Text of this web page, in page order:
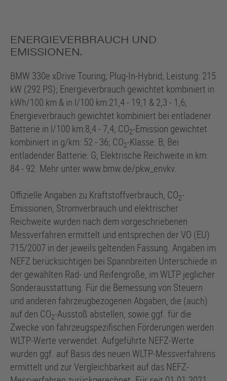
ENERGIEVERBRAUCH UND
EMISSIONEN.
BMW 330e xDrive Touring; Plug-In-Hybrid; Leistung: 215
kW (292 PS); Energieverbrauch gewichtet kombiniert in
kWh/100 km & in l/100 km:21,4 - 19,1 & 2,3 - 1,6;
Energieverbrauch gewichtet kombiniert bei entladener
Batterie in l/100 km:8,4 - 7,4; CO2-Emission gewichtet
kombiniert in g/km: 52 - 36; CO2-Klasse: B; Bei
entladender Batterie: G; Elektrische Reichweite in km:
84 - 92. Mehr unter www.bmw.de/pkw_envkv.
Offizielle Angaben zu Kraftstoffverbrauch, CO2-
Emissionen, Stromverbrauch und elektrischer
Reichweite wurden nach dem vorgeschriebenen
Messverfahren ermittelt und entsprechen der VO (EU)
715/2007 in der jeweils geltenden Fassung. Angaben im
NEFZ berücksichtigen bei Spannbreiten Unterschiede in
der gewählten Rad- und Reifengröße, im WLTP jeglicher
Sonderausstattung. Für die Bemessung von Steuern
und anderen fahrzeugbezogenen Abgaben, die (auch)
auf den CO2-Ausstoß abstellen, sowie ggf. für die
Zwecke von fahrzeugspezifischen Förderungen werden
WLTP-Werte verwendet. Aufgeführte NEFZ-Werte
wurden ggf. auf Basis des neuen WLTP-Messverfahrens
ermittelt und zur Vergleichbarkeit auf das NEFZ-